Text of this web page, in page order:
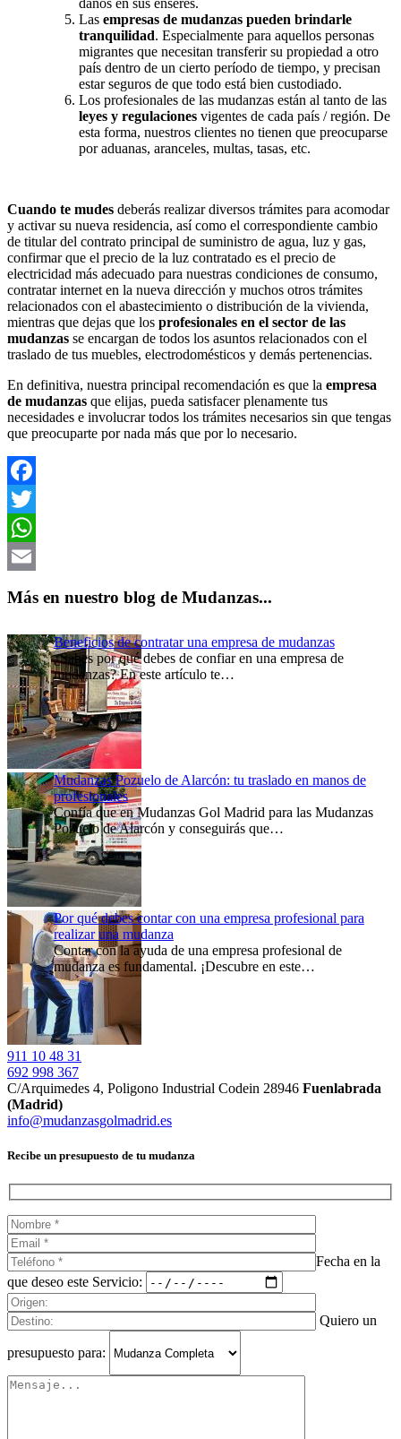
Las empresas de mudanzas pueden brindarle
tranquilidad. Especialmente para aquellos personas
migrantes que necesitan transferir su propiedad a otro
país dentro de un cierto período de tiempo, y precisan
estar seguros de que todo está bien custodiado.
Los profesionales de las mudanzas están al tanto de las
leyes y regulaciones vigentes de cada país / región. De
esta forma, nuestros clientes no tienen que preocuparse
por aduanas, aranceles, multas, tasas, etc.
Cuando te mudes deberás realizar diversos trámites para acomodar
y activar su nueva residencia, así como el correspondiente cambio
de titular del contrato principal de suministro de agua, luz y gas,
confirmar que el precio de la luz contratado es el precio de
electricidad más adecuado para nuestras condiciones de consumo,
contratar internet en la nueva dirección y muchos otros trámites
relacionados con el abastecimiento o distribución de la vivienda,
mientras que dejas que los profesionales en el sector de las
mudanzas se encargan de todos los asuntos relacionados con el
traslado de tus muebles, electrodomésticos y demás pertenencias.
En definitiva, nuestra principal recomendación es que la empresa
de mudanzas que elijas, pueda satisfacer plenamente tus
necesidades e involucrar todos los trámites necesarios sin que tengas
que preocuparte por nada más que por lo necesario.
Facebook
Twitter
WhatsApp
Más en nuestro blog de Mudanzas...
Beneficios de contratar una empresa de mudanzas
¿Sabes por qué debes de confiar en una empresa de
mudanzas? En este artículo te…
Mudanzas Pozuelo de Alarcón: tu traslado en manos de
profesionales
Confía que en Mudanzas Gol Madrid para las Mudanzas
Pozuelo de Alarcón y conseguirás que…
Por qué debes contar con una empresa profesional para
realizar una mudanza
Contar con la ayuda de una empresa profesional de
mudanza es fundamental. ¡Descubre en este…
911 10 48 31
692 998 367
C/Arquimedes 4, Poligono Industrial Codein 28946 Fuenlabrada
(Madrid)
info@mudanzasgolmadrid.es
Recibe un presupuesto de tu mudanza
Fecha en la
que deseo este Servicio:
Quiero un
presupuesto para: